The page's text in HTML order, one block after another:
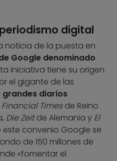
digital
noticia de la puesta en
Google denominado
iniciativa tiene su origen
el gigante de las
grandes diarios
Financial Timesde Reino
Die Zeitde Alemania y El
convenio Google se
de 150 millones de
«fomentar el